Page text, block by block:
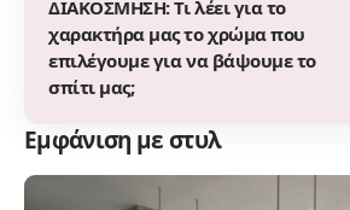
ΔΙΑΚΟΣΜΗΣΗ: Τι λέει για το
χαρακτήρα μας το χρώμα που
επιλέγουμε για να βάψουμε το
σπίτι μας;
Εμφάνιση με στυλ